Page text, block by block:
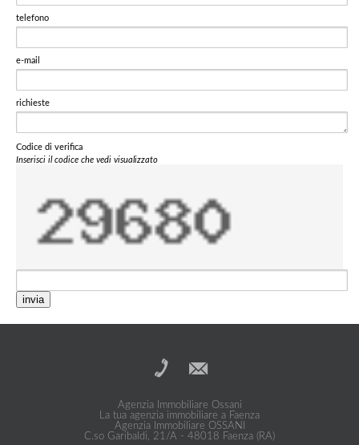
telefono
e-mail
richieste
Codice di verifica
Inserisci il codice che vedi visualizzato
invia
Agenzia Immobiliare Ossani
La tua agenzia immobiliare a Faenza
Agenzia Immobiliare OSSANI
C.so Garibaldi, 21/A - 48018 Faenza (RA)